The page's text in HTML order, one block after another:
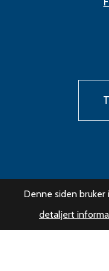
Denne siden bruker
detaljert